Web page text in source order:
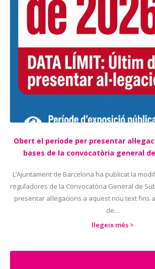
Obert el període per presentar
bases de la convocatòria general
L’Ajuntament de Barcelona ha publicat la
reguladores de la Convocatòria General de
presentar al·legacions a aquest nou text fins
de…
llegeix més >